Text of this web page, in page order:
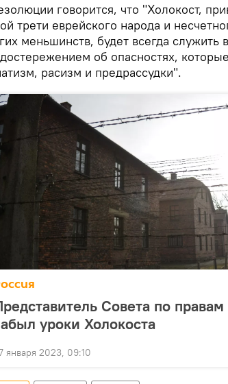
говорится, что "Холокост,
трети еврейского народа и
меньшинств, будет всегда служить
об опасностях,
расизм и предрассудки".
Совета по
уроки Холокоста
января 2023, 09:10